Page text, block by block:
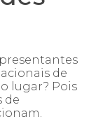
de
lugar? Pois
de